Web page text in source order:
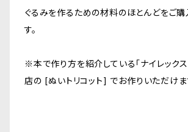
ぐるみを作るための材料のほとんどをご
す。
※本で作り方を紹介している「ナイレックス
店の [ぬいトリコット] でお作りいただけま